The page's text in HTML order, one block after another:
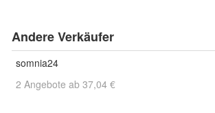
Andere Verkäufer
somnia24
2 Angebote ab 37,04 €